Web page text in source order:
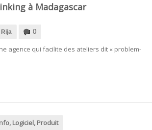
à Madagascar
Rija 0
agence qui facilite des ateliers dit « problem-
, Logiciel, Produit